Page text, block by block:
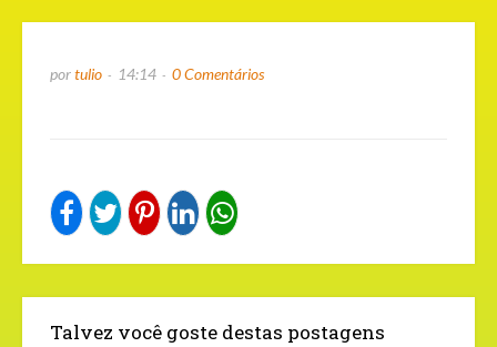
portulio 14:14 0 Comentários
Talvez você goste destas postagens